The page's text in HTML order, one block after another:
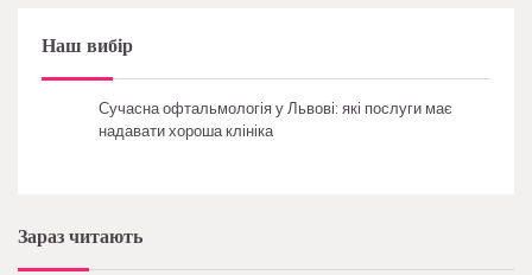
Наш вибір
Сучасна офтальмологія у Львові: які послуги має
надавати хороша клініка
Зараз читають